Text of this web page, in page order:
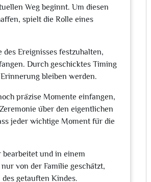
Weg beginnt. Um diesen
spielt die Rolle eines
Ereignisses festzuhalten,
Durch geschicktes Timing
bleiben werden.
präzise Momente einfangen,
über den eigentlichen
jeder wichtige Moment für die
bearbeitet und in einem
von der Familie geschätzt,
getauften Kindes.